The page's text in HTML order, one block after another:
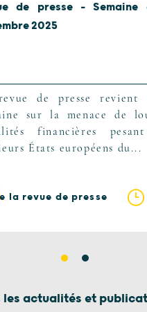
de presse – Semaine
2025
de presse revient
sur la menace de
financières
États européens du...
la revue de presse
les actualités et